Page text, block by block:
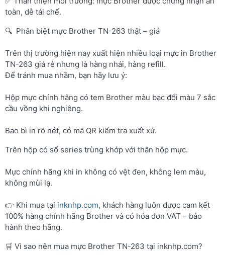
toàn, dễ tái chế.
🔍 Phân biệt mực Brother TN-263 thật – giả
Trên thị trường hiện nay xuất hiện nhiều loại mực in Brother
TN-263 giá rẻ nhưng là hàng nhái, hàng refill.
Để tránh mua nhầm, bạn hãy lưu ý:
Hộp mực chính hãng có tem Brother màu bạc đổi màu 7 sắc
cầu vồng khi nghiêng.
Bao bì in rõ nét, có mã QR kiểm tra xuất xứ.
Trên hộp có số series trùng khớp với thân hộp mực.
Mực chính hãng khi in không có vệt đen, không lem màu,
không mùi lạ.
👉 Khi mua tại inknhp.com, khách hàng luôn được cam kết
100% hàng chính hãng Brother và có hóa đơn VAT – bảo
hành theo hãng.
🛒 Vì sao nên mua mực Brother TN-263 tại inknhp.com?